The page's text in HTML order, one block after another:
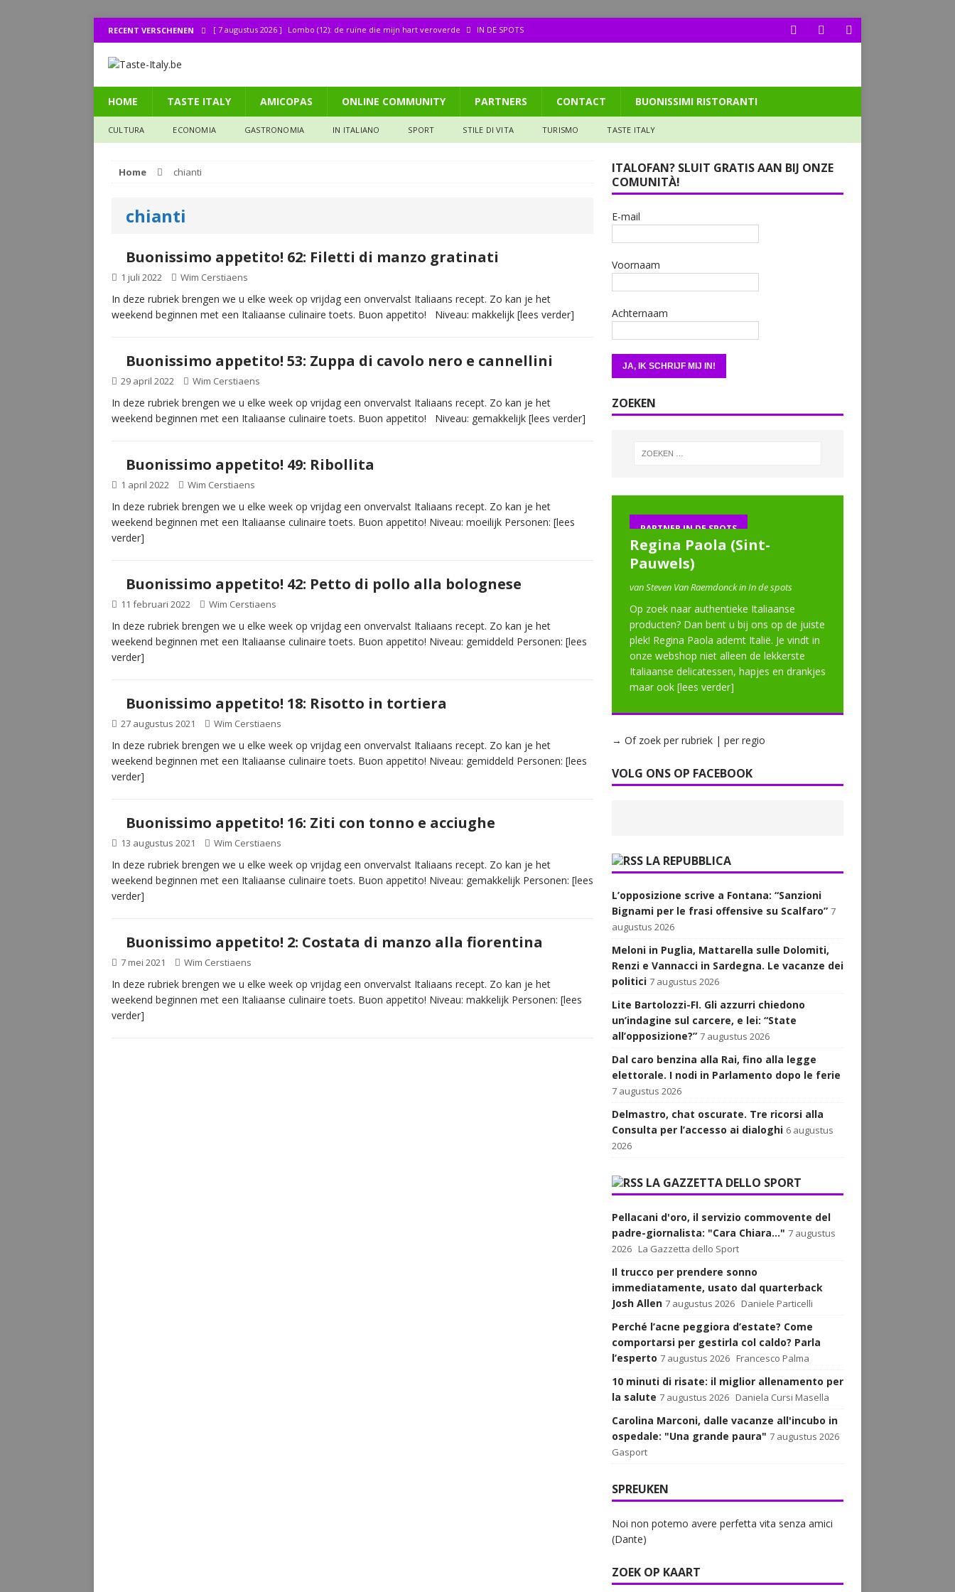
RECENT VERSCHENEN [ 7 augustus 2026 ] Lombo (12): de ruïne die mijn hart veroverde IN DE SPOTS
[ 31 juli 2026 ] La cucina italiana: Pizza met een biertje? GASTRONOMIA
[ 30 juli 2026 ] Lombo (11): de ruïne die mijn hart veroverde IN DE SPOTS
HOME TASTE ITALY AMICOPAS ONLINE COMMUNITY PARTNERS CONTACT BUONISSIMI RISTORANTI
CULTURA ECONOMIA GASTRONOMIA IN ITALIANO SPORT STILE DI VITA TURISMO TASTE ITALY
Home chianti
chianti
Buonissimo appetito! 62: Filetti di manzo gratinati
1 juli 2022 Wim Cerstiaens
In deze rubriek brengen we u elke week op vrijdag een onvervalst Italiaans recept. Zo kan je het
weekend beginnen met een Italiaanse culinaire toets. Buon appetito! Niveau: makkelijk [lees verder]
Buonissimo appetito! 53: Zuppa di cavolo nero e cannellini
29 april 2022 Wim Cerstiaens
In deze rubriek brengen we u elke week op vrijdag een onvervalst Italiaans recept. Zo kan je het
weekend beginnen met een Italiaanse culinaire toets. Buon appetito! Niveau: gemakkelijk [lees verder]
Buonissimo appetito! 49: Ribollita
1 april 2022 Wim Cerstiaens
In deze rubriek brengen we u elke week op vrijdag een onvervalst Italiaans recept. Zo kan je het
weekend beginnen met een Italiaanse culinaire toets. Buon appetito! Niveau: moeilijk Personen: [lees
verder]
Buonissimo appetito! 42: Petto di pollo alla bolognese
11 februari 2022 Wim Cerstiaens
In deze rubriek brengen we u elke week op vrijdag een onvervalst Italiaans recept. Zo kan je het
weekend beginnen met een Italiaanse culinaire toets. Buon appetito! Niveau: gemiddeld Personen: [lees
verder]
Buonissimo appetito! 18: Risotto in tortiera
27 augustus 2021 Wim Cerstiaens
In deze rubriek brengen we u elke week op vrijdag een onvervalst Italiaans recept. Zo kan je het
weekend beginnen met een Italiaanse culinaire toets. Buon appetito! Niveau: gemiddeld Personen: [lees
verder]
Buonissimo appetito! 16: Ziti con tonno e acciughe
13 augustus 2021 Wim Cerstiaens
In deze rubriek brengen we u elke week op vrijdag een onvervalst Italiaans recept. Zo kan je het
weekend beginnen met een Italiaanse culinaire toets. Buon appetito! Niveau: gemakkelijk Personen: [lees
verder]
Buonissimo appetito! 2: Costata di manzo alla fiorentina
7 mei 2021 Wim Cerstiaens
In deze rubriek brengen we u elke week op vrijdag een onvervalst Italiaans recept. Zo kan je het
weekend beginnen met een Italiaanse culinaire toets. Buon appetito! Niveau: makkelijk Personen: [lees
verder]
ITALOFAN? SLUIT GRATIS AAN BIJ ONZE
COMUNITÀ!
E-mail
Voornaam
Achternaam
ZOEKEN
PARTNER IN DE SPOTS
Regina Paola (Sint-
Pauwels)
van Steven Van Raemdonck in In de spots
Op zoek naar authentieke Italiaanse
producten? Dan bent u bij ons op de juiste
plek! Regina Paola ademt Italië. Je vindt in
onze webshop niet alleen de lekkerste
Italiaanse delicatessen, hapjes en drankjes
maar ook [lees verder]
→ Of zoek per rubriek | per regio
VOLG ONS OP FACEBOOK
LA REPUBBLICA
L’opposizione scrive a Fontana: “Sanzioni
Bignami per le frasi offensive su Scalfaro” 7
augustus 2026
Meloni in Puglia, Mattarella sulle Dolomiti,
Renzi e Vannacci in Sardegna. Le vacanze dei
politici 7 augustus 2026
Lite Bartolozzi-FI. Gli azzurri chiedono
un’indagine sul carcere, e lei: “State
all’opposizione?” 7 augustus 2026
Dal caro benzina alla Rai, fino alla legge
elettorale. I nodi in Parlamento dopo le ferie
7 augustus 2026
Delmastro, chat oscurate. Tre ricorsi alla
Consulta per l’accesso ai dialoghi 6 augustus
2026
LA GAZZETTA DELLO SPORT
Pellacani d'oro, il servizio commovente del
padre-giornalista: "Cara Chiara..." 7 augustus
2026 La Gazzetta dello Sport
Il trucco per prendere sonno
immediatamente, usato dal quarterback
Josh Allen 7 augustus 2026 Daniele Particelli
Perché l’acne peggiora d’estate? Come
comportarsi per gestirla col caldo? Parla
l’esperto 7 augustus 2026 Francesco Palma
10 minuti di risate: il miglior allenamento per
la salute 7 augustus 2026 Daniela Cursi Masella
Carolina Marconi, dalle vacanze all'incubo in
ospedale: "Una grande paura" 7 augustus 2026
Gasport
SPREUKEN
Noi non potemo avere perfetta vita senza amici
(Dante)
ZOEK OP KAART